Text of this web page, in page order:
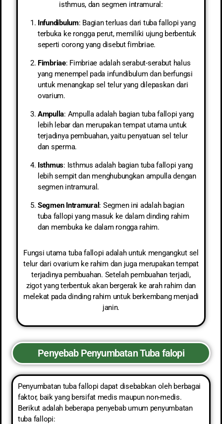
isthmus, dan segmen intramural:
Infundibulum: Bagian terluas dari tuba fallopi yang
terbuka ke rongga perut, memiliki ujung berbentuk
seperti corong yang disebut fimbriae.
Fimbriae: Fimbriae adalah serabut-serabut halus
yang menempel pada infundibulum dan berfungsi
untuk menangkap sel telur yang dilepaskan dari
ovarium.
Ampulla: Ampulla adalah bagian tuba fallopi yang
lebih lebar dan merupakan tempat utama untuk
terjadinya pembuahan, yaitu penyatuan sel telur
dan sperma.
Isthmus: Isthmus adalah bagian tuba fallopi yang
lebih sempit dan menghubungkan ampulla dengan
segmen intramural.
Segmen Intramural : Segmen ini adalah bagian
tuba fallopi yang masuk ke dalam dinding rahim
dan membuka ke dalam rongga rahim.
Fungsi utama tuba fallopi adalah untuk mengangkut sel
telur dari ovarium ke rahim dan juga merupakan tempat
terjadinya pembuahan. Setelah pembuahan terjadi,
zigot yang terbentuk akan bergerak ke arah rahim dan
melekat pada dinding rahim untuk berkembang menjadi
janin.
Penyebab Penyumbatan Tuba falopi
Penyumbatan tuba fallopi dapat disebabkan oleh berbagai
faktor, baik yang bersifat medis maupun non-medis.
Berikut adalah beberapa penyebab umum penyumbatan
tuba fallopi: